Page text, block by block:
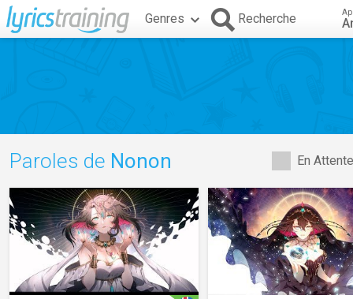
Genres Recherche
En
Paroles de Nonon